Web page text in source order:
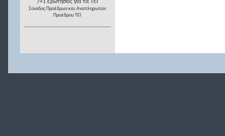
7+1 Ερωτήσεις για τα ΤΕΙ
Σύνοδος Προέδρων και Αναπληρωτών
Προέδρου ΤΕΙ